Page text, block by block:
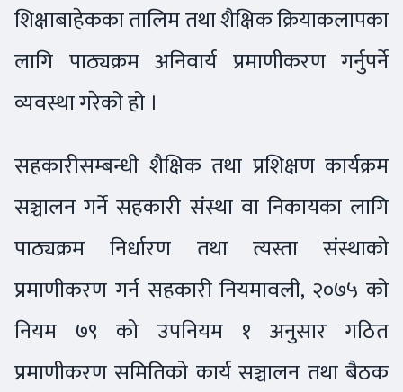
शिक्षाबाहेकका तालिम तथा शैक्षिक क्रियाकलापका
लागि पाठ्यक्रम अनिवार्य प्रमाणीकरण गर्नुपर्ने
व्यवस्था गरेको हो ।
सहकारीसम्बन्धी शैक्षिक तथा प्रशिक्षण कार्यक्रम
सञ्चालन गर्ने सहकारी संस्था वा निकायका लागि
पाठ्यक्रम निर्धारण तथा त्यस्ता संस्थाको
प्रमाणीकरण गर्न सहकारी नियमावली, २०७५ को
नियम ७९ को उपनियम १ अनुसार गठित
प्रमाणीकरण समितिको कार्य सञ्चालन तथा बैठक